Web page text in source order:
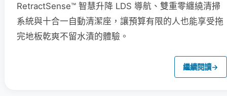
RetractSense™ 智慧升降 LDS 導航、雙重零纏繞清掃
系統與十合一自動清潔座，讓預算有限的人也能享受拖
完地板乾爽不留水漬的體驗。
繼續閱讀→